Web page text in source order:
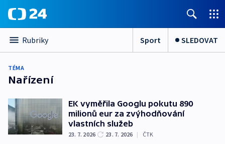
Rubriky Sport SLEDOVAT
TÉMA
Nařízení
EK vyměřila Googlu pokutu 890
milionů eur za zvýhodňování
vlastních služeb
23. 7. 2026 23. 7. 2026 | ČTK